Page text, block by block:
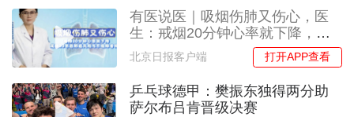
有医说医｜吸烟伤肺又伤心，医
生：戒烟20分钟心率就下降，戒
烟20年后肺癌风险与不吸烟者相
当
北京日报客户端 打开APP查看
乒乓球德甲：樊振东独得两分助
萨尔布吕肯晋级决赛